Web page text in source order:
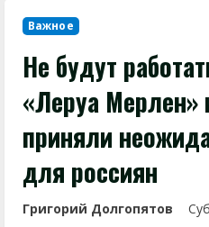
Важное
Не будут
«Леруа Мерлен»
приняли
для россиян
Григорий Долгопятов